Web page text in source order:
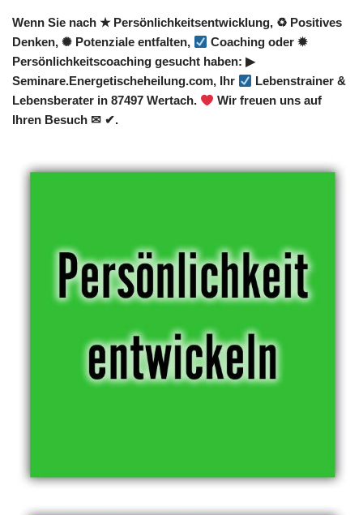
Wenn Sie nach ★ Persönlichkeitsentwicklung, ♻ Positives
Denken, ✺ Potenziale entfalten,
Coaching oder ✹
Persönlichkeitscoaching gesucht haben: ▶︎
Seminare.Energetischeheilung.com, Ihr
Lebenstrainer &
Lebensberater in 87497 Wertach.
Wir freuen uns auf
Ihren Besuch ✉ ✔.